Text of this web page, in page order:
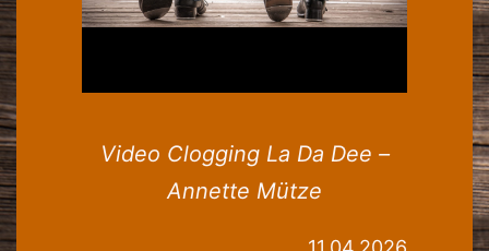
Video Clogging La Da Dee –
Annette Mütze